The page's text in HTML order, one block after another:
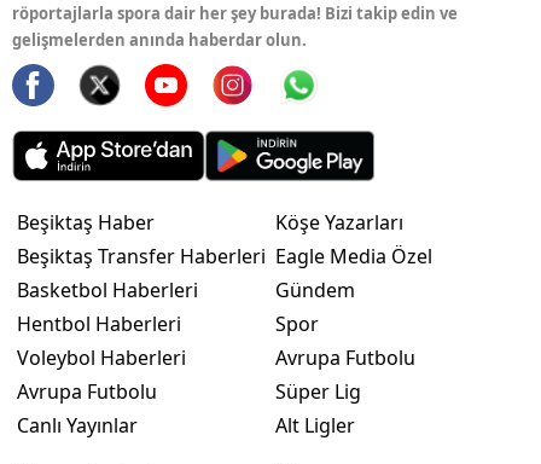
röportajlarla spora dair her şey burada! Bizi takip edin ve
gelişmelerden anında haberdar olun.
Beşiktaş Haber
Beşiktaş Transfer Haberleri
Basketbol Haberleri
Hentbol Haberleri
Voleybol Haberleri
Avrupa Futbolu
Canlı Yayınlar
Köşe Yazarları
Eagle Media Özel
Gündem
Spor
Avrupa Futbolu
Süper Lig
Alt Ligler